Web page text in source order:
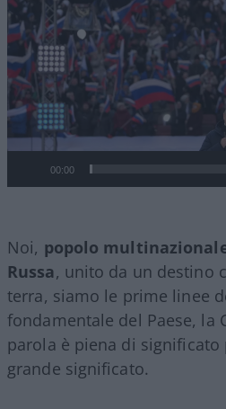
00:00
Noi, popolo
Russa, unito da un destino
terra, siamo le prime linee
fondamentale del Paese, la
parola è piena di
grande significato.